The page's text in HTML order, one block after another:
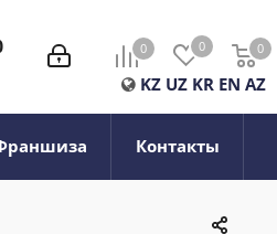
0 0 0
0
KZ UZ KR EN AZ
Контакты